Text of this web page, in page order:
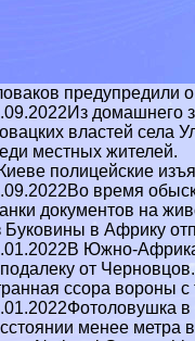
предупредили
домашнего
властей села
местных жителей.
полицейские
время
документов на
Буковины в Африку
Южно-
от
ссора вороны с
менее метра